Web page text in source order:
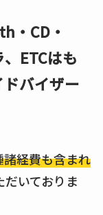
・CD・
ETCはも
バイザー
諸経費も含まれ
いておりま